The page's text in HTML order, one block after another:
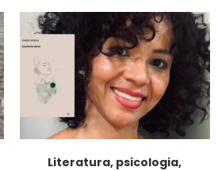
Literatura, psicologia,